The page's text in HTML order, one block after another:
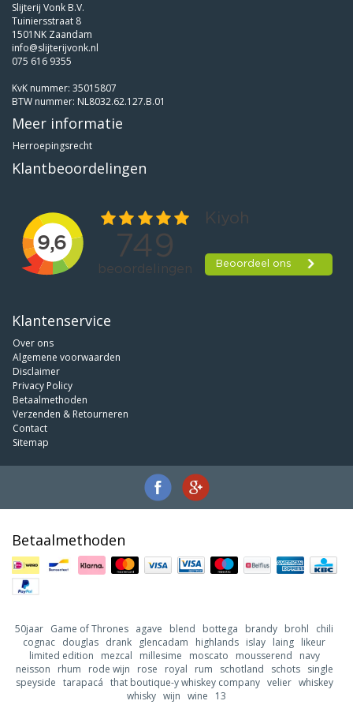
Slijterij Vonk B.V.
Tuiniersstraat 8
1501NK Zaandam
info@slijterijvonk.nl
075 616 9355
KvK nummer: 35015807
BTW nummer: NL8032.62.127.B.01
Meer informatie
Herroepingsrecht
Klantbeoordelingen
Klantenservice
Over ons
Algemene voorwaarden
Disclaimer
Privacy Policy
Betaalmethoden
Verzenden & Retourneren
Contact
Sitemap
Betaalmethoden
50jaar Game of Thrones agave blend bottega brandy brohl
chili
cognac douglas drank glencadam highlands islay laing likeur
limited edition
mezcal millesime moscato mousserend
navy
neisson
rhum rode wijn rose royal rum schotland schots
single
speyside tarapacá that boutique-y whiskey company velier whiskey
whisky wijn wine 13